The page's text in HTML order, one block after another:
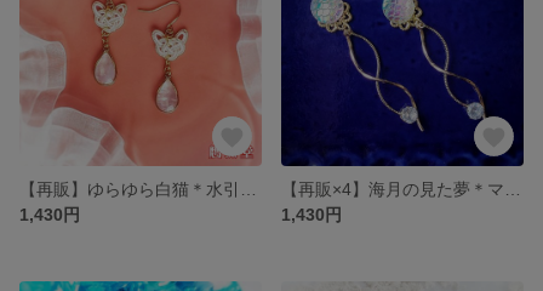
1,430円
1,430円